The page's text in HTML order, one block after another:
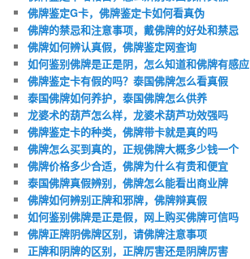
佛牌鉴定G卡，佛牌鉴定卡如何看真伪
佛牌的禁忌和注意事项，戴佛牌的好处和禁忌
佛牌如何辨认真假，佛牌鉴定网查询
如何鉴别佛牌是正是阴，怎么知道和佛牌有感应
佛牌鉴定卡有假的吗？泰国佛牌怎么看真假
泰国佛牌如何养护，泰国佛牌怎么供养
龙婆术的葫芦怎么样，龙婆术葫芦功效强吗
佛牌鉴定卡的种类，佛牌带卡就是真的吗
佛牌怎么买到真的，正规佛牌大概多少钱一个
佛牌价格多少合适，佛牌为什么有贵和便宜
泰国佛牌真假辨别，佛牌怎么能看出商业牌
佛牌如何辨别正牌和邪牌，佛牌辩真假
如何鉴别佛牌是正是假，网上购买佛牌可信吗
佛牌正牌阴佛牌区别，请佛牌注意事项
正牌和阴牌的区别，正牌厉害还是阴牌厉害